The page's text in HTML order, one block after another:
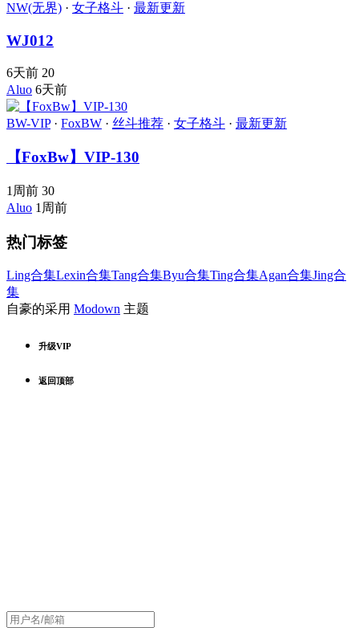
NW(无界) · 女子格斗 · 最新更新
WJ012
6天前 20
Aluo 6天前
BW-VIP· FoxBW · 丝斗推荐 · 女子格斗 · 最新更新
【FoxBw】VIP-130
1周前 30
Aluo 1周前
热门标签
Ling合集Lexin合集Tang合集Byu合集Ting合集Agan合集Jing合
集
自豪的采用 Modown 主题
升级VIP
返回顶部